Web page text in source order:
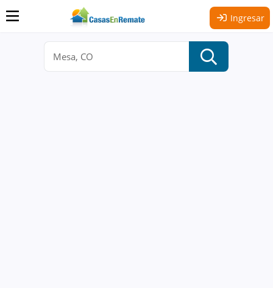
Ingresar